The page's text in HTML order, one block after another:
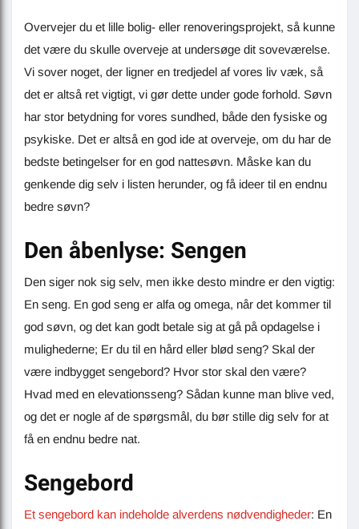
Overvejer du et lille bolig- eller renoveringsprojekt, så kunne
det være du skulle overveje at undersøge dit soveværelse.
Vi sover noget, der ligner en tredjedel af vores liv væk, så
det er altså ret vigtigt, vi gør dette under gode forhold. Søvn
har stor betydning for vores sundhed, både den fysiske og
psykiske. Det er altså en god ide at overveje, om du har de
bedste betingelser for en god nattesøvn. Måske kan du
genkende dig selv i listen herunder, og få ideer til en endnu
bedre søvn?
Den åbenlyse: Sengen
Den siger nok sig selv, men ikke desto mindre er den vigtig:
En seng. En god seng er alfa og omega, når det kommer til
god søvn, og det kan godt betale sig at gå på opdagelse i
mulighederne; Er du til en hård eller blød seng? Skal der
være indbygget sengebord? Hvor stor skal den være?
Hvad med en elevationsseng? Sådan kunne man blive ved,
og det er nogle af de spørgsmål, du bør stille dig selv for at
få en endnu bedre nat.
Sengebord
Et sengebord kan indeholde alverdens nødvendigheder: En